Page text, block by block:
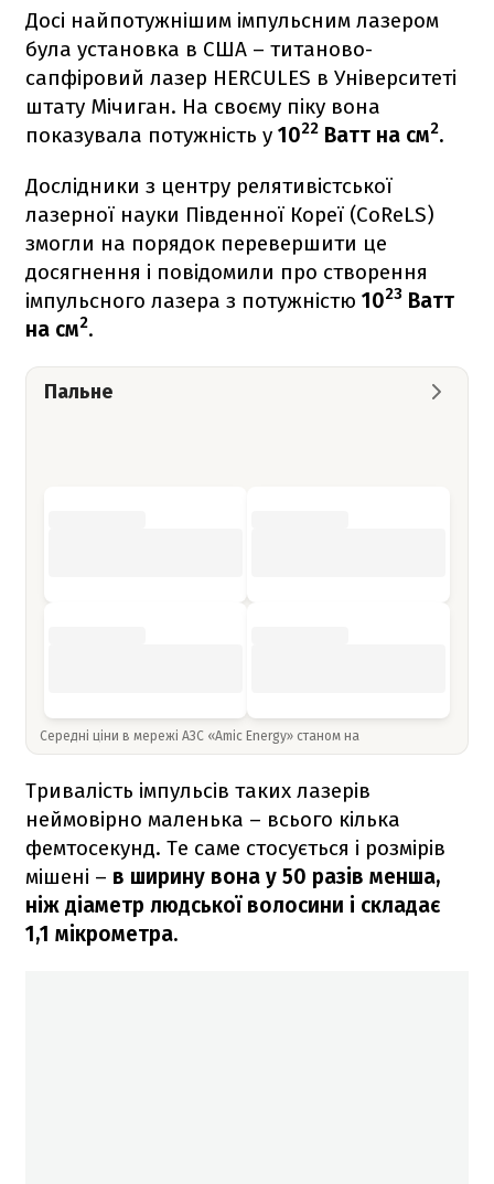
Досі найпотужнішим імпульсним лазером
була установка в США – титаново-
сапфіровий лазер HERCULES в Університеті
штату Мічиган. На своєму піку вона
показувала потужність у 1022 Ватт на см2.
Дослідники з центру релятивістської
лазерної науки Південної Кореї (CoReLS)
змогли на порядок перевершити це
досягнення і повідомили про створення
імпульсного лазера з потужністю 1023 Ватт
на см2.
Пальне
Середні ціни в мережі АЗС «Amic Energy» станом на
Тривалість імпульсів таких лазерів
неймовірно маленька – всього кілька
фемтосекунд. Те саме стосується і розмірів
мішені – в ширину вона у 50 разів менша,
ніж діаметр людської волосини і складає
1,1 мікрометра.